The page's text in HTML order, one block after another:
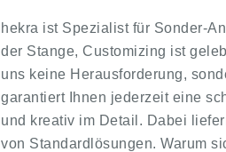
hekra ist Spezialist für Sonder-
der Stange, Customizing ist
uns keine Herausforderung,
garantiert Ihnen jederzeit eine
und kreativ im Detail. Dabei
von Standardlösungen. Warum